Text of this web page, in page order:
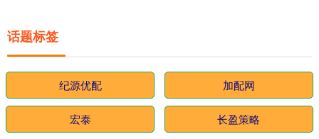
话题标签
纪源优配 加配网
宏泰 长盈策略